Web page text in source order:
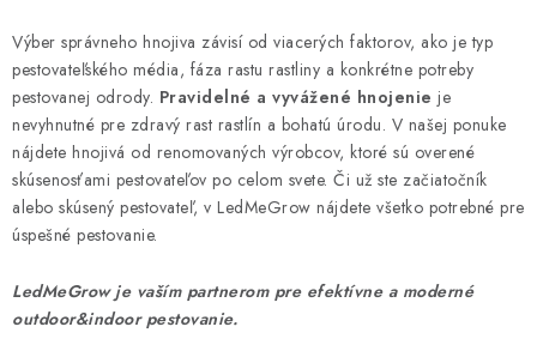
Výber správneho hnojiva závisí od viacerých faktorov, ako je typ
pestovateľského média, fáza rastu rastliny a konkrétne potreby
pestovanej odrody. Pravidelné a vyvážené hnojenie je
nevyhnutné pre zdravý rast rastlín a bohatú úrodu. V našej ponuke
nájdete hnojivá od renomovaných výrobcov, ktoré sú overené
skúsenosťami pestovateľov po celom svete. Či už ste začiatočník
alebo skúsený pestovateľ, v LedMeGrow nájdete všetko potrebné pre
úspešné pestovanie.
LedMeGrow je vaším partnerom pre efektívne a moderné
outdoor&indoor pestovanie.